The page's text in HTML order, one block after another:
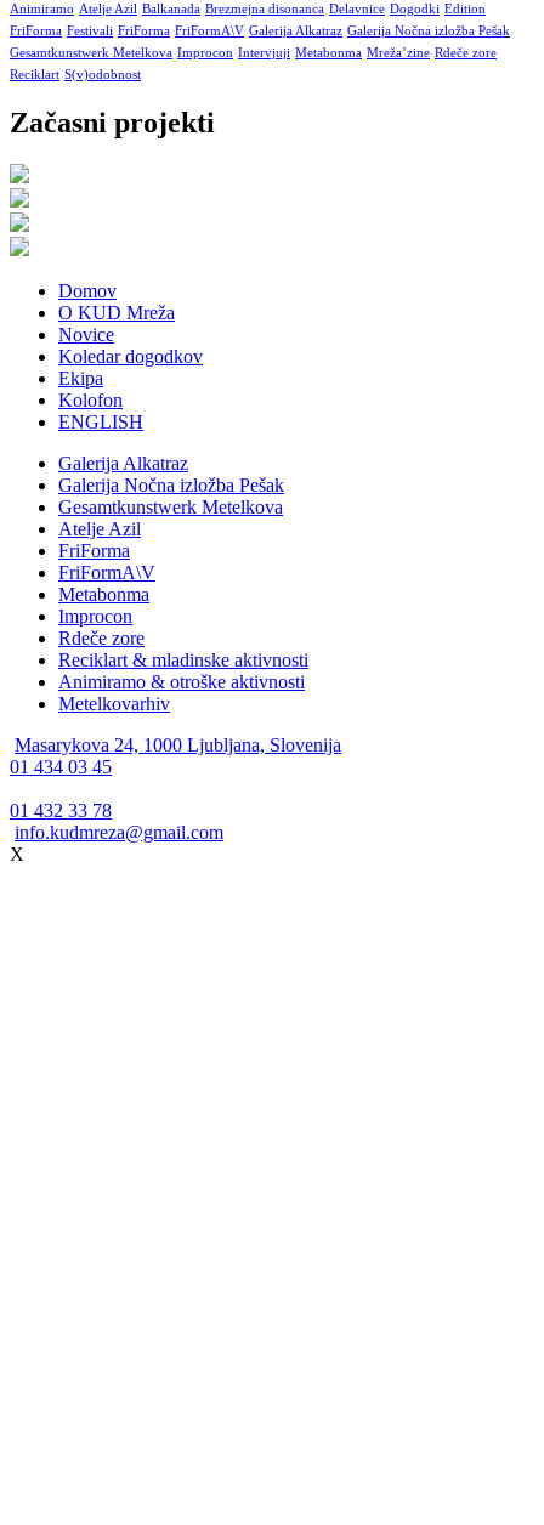
Animiramo Atelje Azil Balkanada Brezmejna disonanca Delavnice Dogodki Edition
FriForma Festivali FriForma FriFormA\V Galerija Alkatraz Galerija Nočna izložba Pešak
Gesamtkunstwerk Metelkova Improcon Intervjuji Metabonma Mreža’zine Rdeče zore
Reciklart S(v)odobnost
Začasni projekti
Domov
O KUD Mreža
Novice
Koledar dogodkov
Ekipa
Kolofon
ENGLISH
Galerija Alkatraz
Galerija Nočna izložba Pešak
Gesamtkunstwerk Metelkova
Atelje Azil
FriForma
FriFormA\V
Metabonma
Improcon
Rdeče zore
Reciklart & mladinske aktivnosti
Animiramo & otroške aktivnosti
Metelkovarhiv
Masarykova 24, 1000 Ljubljana, Slovenija
01 434 03 45
01 432 33 78
info.kudmreza@gmail.com
X